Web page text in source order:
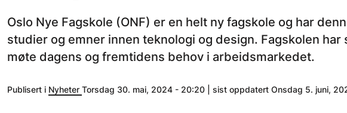
Oslo Nye Fagskole (ONF) er en helt ny fagskole og har
studier og emner innen teknologi og design. Fagskolen
møte dagens og fremtidens behov i arbeidsmarkedet.
Publisert i Nyheter Torsdag 30. mai, 2024 - 20:20 | sist oppdatert Onsdag 5. juni,